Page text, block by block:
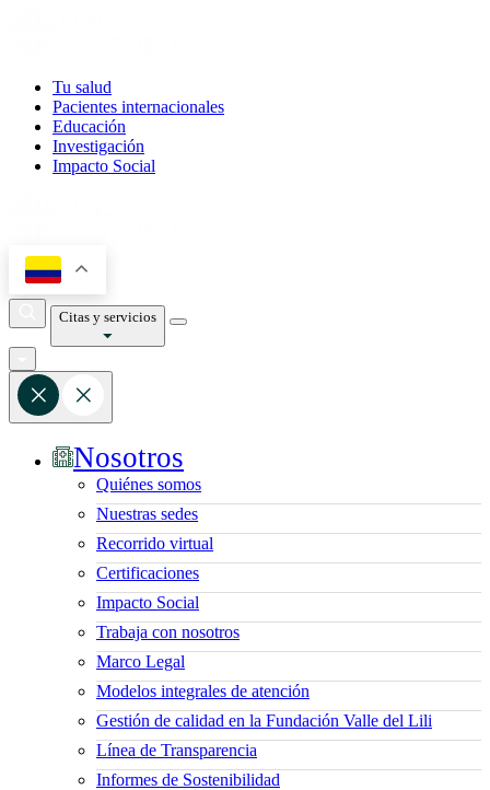
Tu salud
Pacientes internacionales
Educación
Investigación
Impacto Social
Citas y servicios
Nosotros
Quiénes somos
Nuestras sedes
Recorrido virtual
Certificaciones
Impacto Social
Trabaja con nosotros
Marco Legal
Modelos integrales de atención
Gestión de calidad en la Fundación Valle del Lili
Línea de Transparencia
Informes de Sostenibilidad